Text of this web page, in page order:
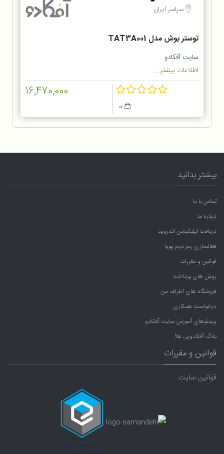
سراسر ایران
توستر بوش مدل TAT3A001
سایت آفکادو
اطلاعات بیشتر...
16,470,000
بیشتر بدانید
تماس با ما
درباره ما
دریافت اپلیکیشن اندروید
فعالسازی رمز دوم پویا
قوانین و مقررات
روش های پرداخت
فروشگاه های اطراف من
درخواست همکاری
ویدئوهای آموزش سایت آفکادو
بلاگ آفکادویی ها!
قوانین و مقررات
قوانین سایت